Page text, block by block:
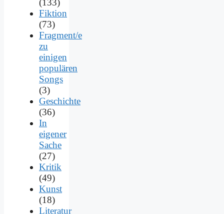
Fiktion
(73)
Fragment/e
zu
einigen
populären
Songs
(3)
Geschichte
(36)
In
eigener
Sache
(27)
Kritik
(49)
Kunst
(18)
Literatur